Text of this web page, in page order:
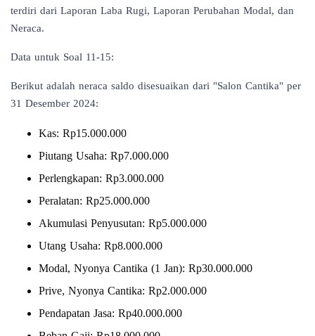
terdiri dari Laporan Laba Rugi, Laporan Perubahan Modal, dan
Neraca.
Data untuk Soal 11-15:
Berikut adalah neraca saldo disesuaikan dari "Salon Cantika" per
31 Desember 2024:
Kas: Rp15.000.000
Piutang Usaha: Rp7.000.000
Perlengkapan: Rp3.000.000
Peralatan: Rp25.000.000
Akumulasi Penyusutan: Rp5.000.000
Utang Usaha: Rp8.000.000
Modal, Nyonya Cantika (1 Jan): Rp30.000.000
Prive, Nyonya Cantika: Rp2.000.000
Pendapatan Jasa: Rp40.000.000